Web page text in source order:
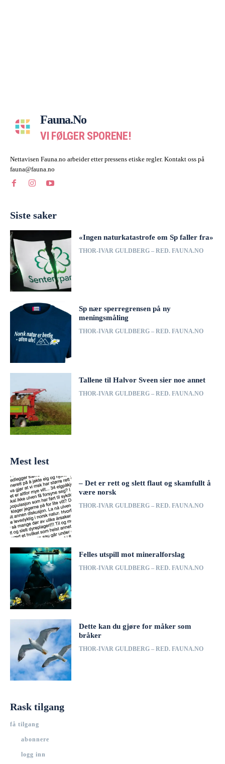
Fauna.no
VI FØLGER SPORENE!
Nettavisen Fauna.no arbeider etter pressens etiske regler. Kontakt oss på
fauna@fauna.no
Siste saker
«Ingen naturkatastrofe om Sp faller fra»
THOR-IVAR GULDBERG – RED. FAUNA.NO
Sp nær sperregrensen på ny
meningsmåling
THOR-IVAR GULDBERG – RED. FAUNA.NO
Tallene til Halvor Sveen sier noe annet
THOR-IVAR GULDBERG – RED. FAUNA.NO
Mest lest
– Det er rett og slett flaut og skamfullt å
være norsk
THOR-IVAR GULDBERG – RED. FAUNA.NO
Felles utspill mot mineralforslag
THOR-IVAR GULDBERG – RED. FAUNA.NO
Dette kan du gjøre for måker som
bråker
THOR-IVAR GULDBERG – RED. FAUNA.NO
Rask tilgang
få tilgang
abonnere
logg inn